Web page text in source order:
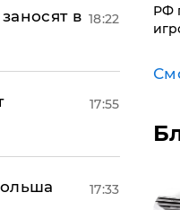
в 18:22
17:55
17:33
РФ